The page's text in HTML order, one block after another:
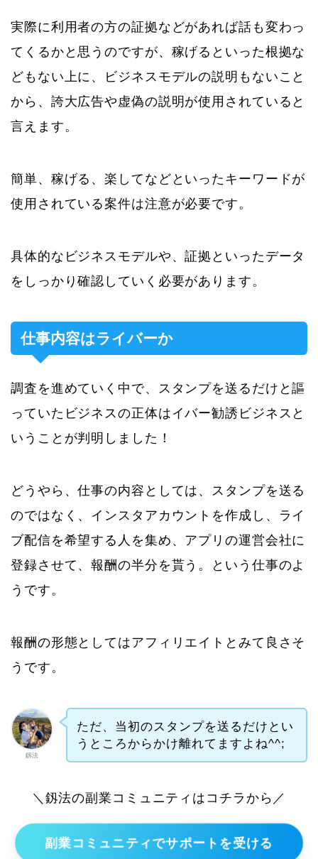
実際に利用者の方の証拠などがあれば話も変わっ
てくるかと思うのですが、稼げるといった根拠な
どもない上に、ビジネスモデルの説明もないこと
から、誇大広告や虚偽の説明が使用されていると
言えます。
簡単、稼げる、楽してなどといったキーワードが
使用されている案件は注意が必要です。
具体的なビジネスモデルや、証拠といったデータ
をしっかり確認していく必要があります。
仕事内容はライバーか
調査を進めていく中で、スタンプを送るだけと謳
っていたビジネスの正体はイバー勧誘ビジネスと
いうことが判明しました！
どうやら、仕事の内容としては、スタンプを送る
のではなく、インスタアカウントを作成し、ライ
ブ配信を希望する人を集め、アプリの運営会社に
登録させて、報酬の半分を貰う。という仕事のよ
うです。
報酬の形態としてはアフィリエイトとみて良さそ
うです。
釼法
ただ、当初のスタンプを送るだけとい
うところからかけ離れてますよね^^;
＼釼法の副業コミュニティはコチラから／
副業コミュニティでサポートを受ける